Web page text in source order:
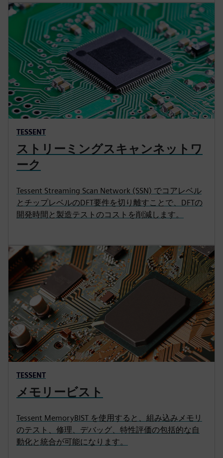
TESSENT
ストリーミングスキャンネットワ
ーク
Tessent Streaming Scan Network (SSN) でコアレベル
とチップレベルのDFT要件を切り離すことで、DFTの
開発時間と製造テストのコストを削減します。
TESSENT
メモリービスト
Tessent MemoryBIST を使用すると、組み込みメモリ
のテスト、修理、デバッグ、特性評価の包括的な自
動化と統合が可能になります。